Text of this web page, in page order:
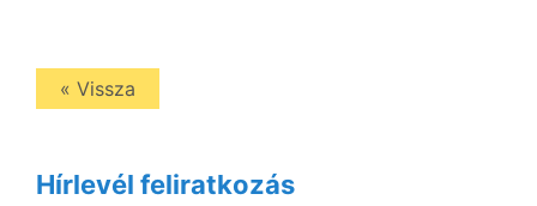
« Vissza
Hírlevél feliratkozás